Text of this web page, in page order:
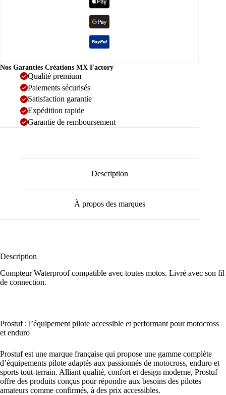
Nos Garanties Créations MX Factory
Qualité premium
Paiements sécurisés
Satisfaction garantie
Expédition rapide
Garantie de remboursement
Description
À propos des marques
Description
Compteur Waterproof compatible avec toutes motos. Livré avec son fil
de connection.
Prostuf : l’équipement pilote accessible et performant pour motocross
et enduro
Prostuf est une marque française qui propose une gamme complète
d’équipements pilote adaptés aux passionnés de motocross, enduro et
sports tout-terrain. Alliant qualité, confort et design moderne, Prostuf
offre des produits conçus pour répondre aux besoins des pilotes
amateurs comme confirmés, à des prix accessibles.